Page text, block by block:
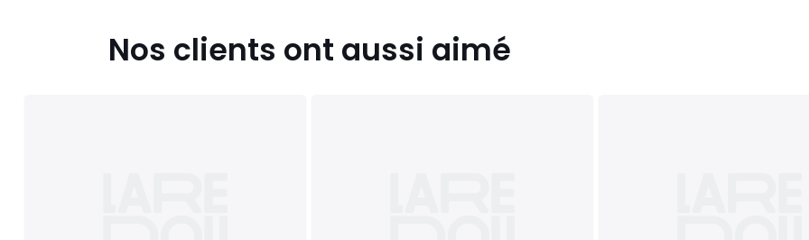
Nos clients ont aussi aimé